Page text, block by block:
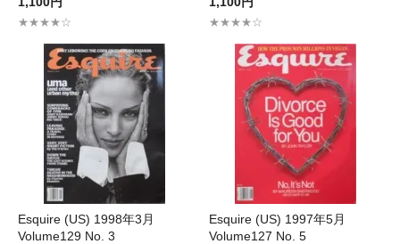
★★★★☆ ★★★★☆
Esquire (US) 1998年3月
Volume129 No. 3
Esquire (US) 1997年5月
Volume127 No. 5